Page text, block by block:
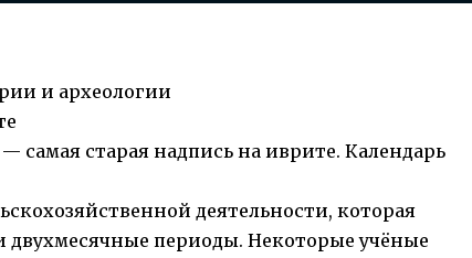
и археологии
— самая старая надпись на иврите. Календарь
деятельности, которая
двухмесячные периоды. Некоторые учёные